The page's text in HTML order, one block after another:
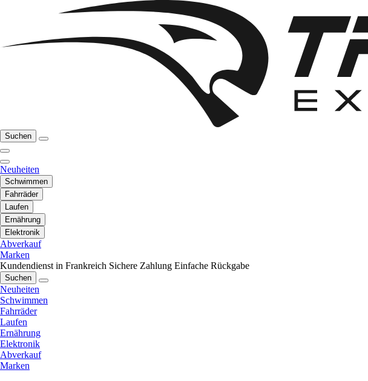
Suchen
Neuheiten
Schwimmen
Fahrräder
Laufen
Ernährung
Elektronik
Abverkauf
Marken
Kundendienst in Frankreich Sichere Zahlung Einfache Rückgabe
Suchen
Neuheiten
Schwimmen
Fahrräder
Laufen
Ernährung
Elektronik
Abverkauf
Marken